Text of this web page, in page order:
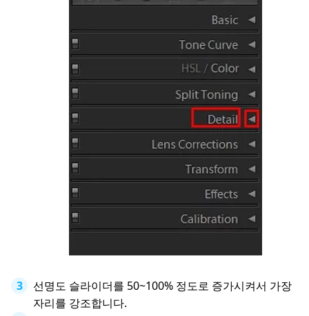
선명도 슬라이더를 50~100% 정도로 증가시켜서 가장
자리를 강조합니다.